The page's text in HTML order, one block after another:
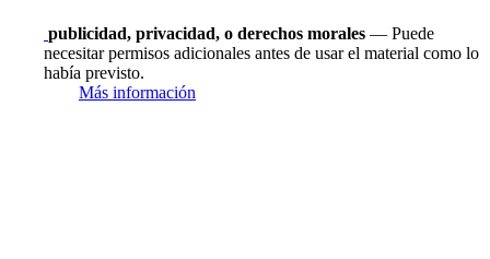
publicidad, privacidad, o derechos morales — Puede
necesitar permisos adicionales antes de usar el material como lo
había previsto.
Más información